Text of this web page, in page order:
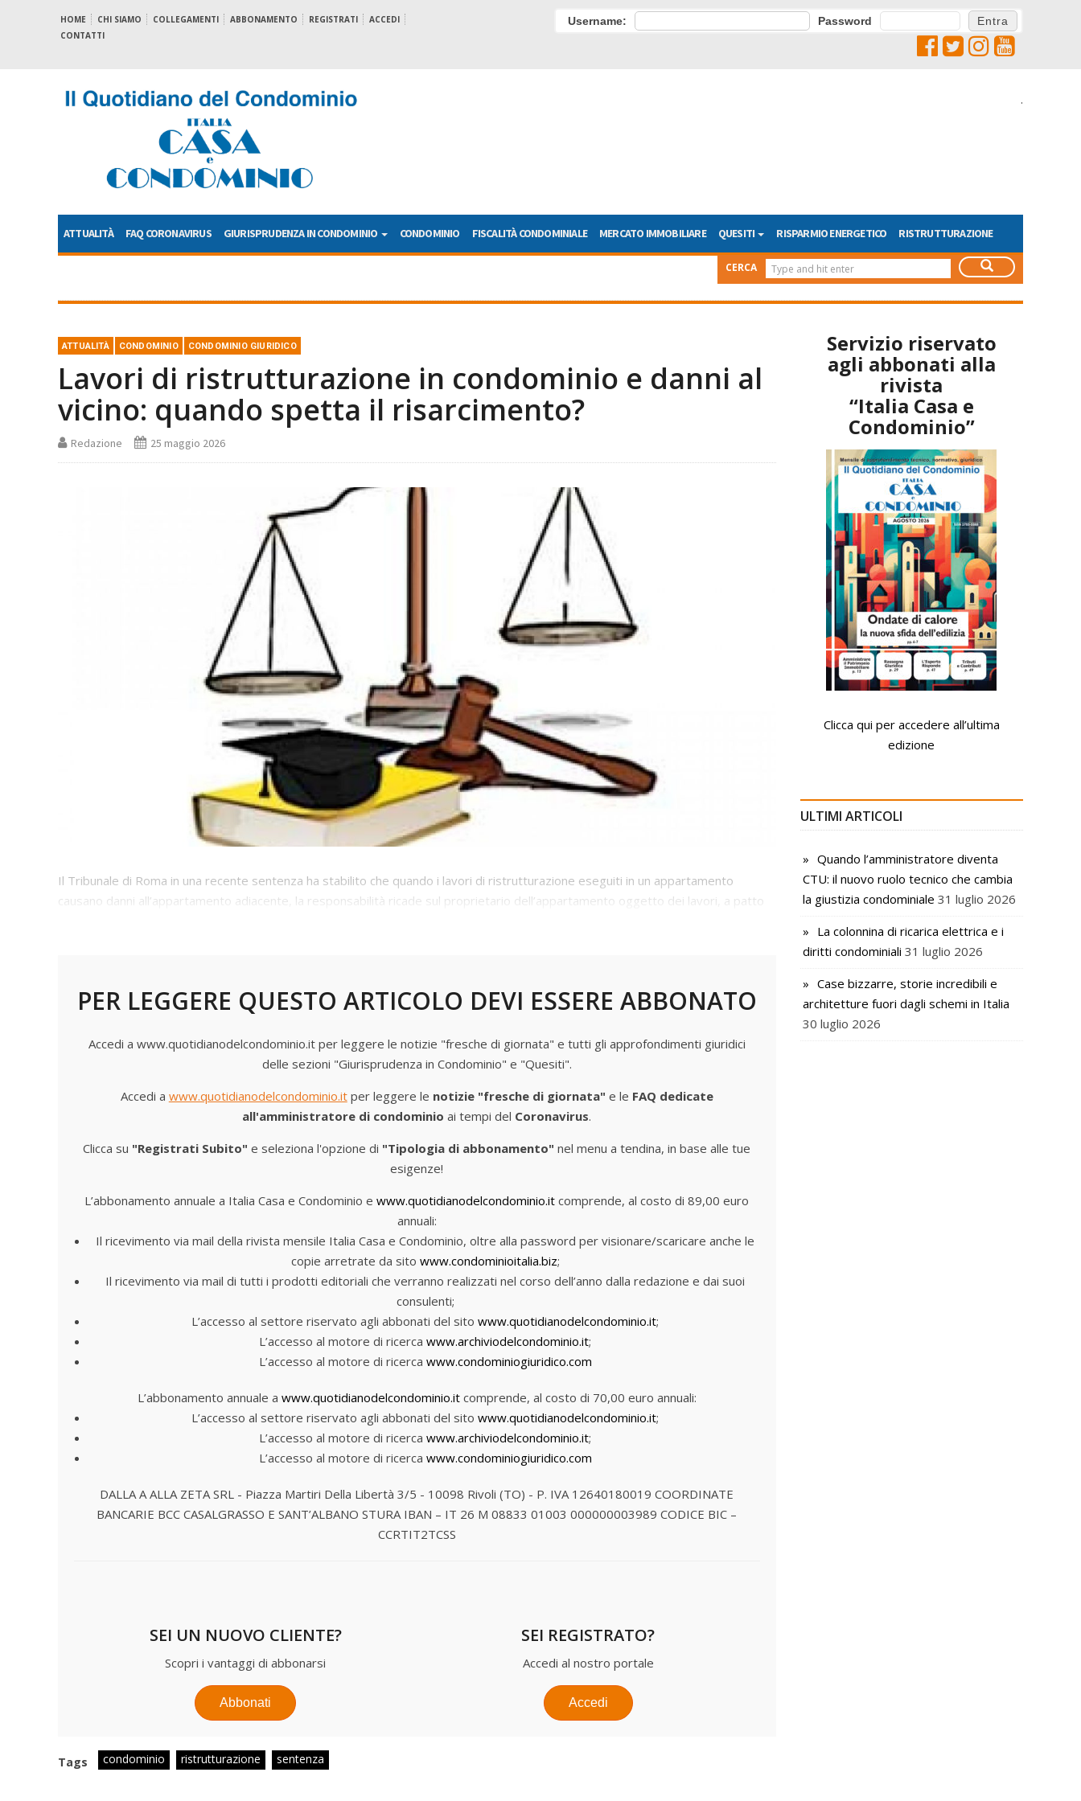
HOME CHI SIAMO COLLEGAMENTI ABBONAMENTO REGISTRATI
ACCEDI
CONTATTI
Username: Password
.
ATTUALITÀ FAQ CORONAVIRUS GIURISPRUDENZA IN CONDOMINIO CONDOMINIO FISCALITÀ CONDOMINIALE MERCATO IMMOBILIARE QUESITI RISPARMIO ENERGETICO RISTRUTTURAZIONE
CERCA
ATTUALITÀ CONDOMINIO CONDOMINIO GIURIDICO
Lavori di ristrutturazione in condominio e danni al
vicino: quando spetta il risarcimento?
Redazione 25 maggio 2026
Il Tribunale di Roma in una recente sentenza ha stabilito che quando i lavori di ristrutturazione eseguiti in un appartamento
causano danni all’appartamento adiacente, la responsabilità ricade sul proprietario dell’appartamento oggetto dei lavori, a patto
PER LEGGERE QUESTO ARTICOLO DEVI ESSERE ABBONATO
Accedi a www.quotidianodelcondominio.it per leggere le notizie "fresche di giornata" e tutti gli approfondimenti giuridici
delle sezioni "Giurisprudenza in Condominio" e "Quesiti".
Accedi a www.quotidianodelcondominio.itper leggere le notizie "fresche di giornata" e le FAQ dedicate
all'amministratore di condominio ai tempi del Coronavirus.
Clicca su "Registrati Subito" e seleziona l'opzione di "Tipologia di abbonamento" nel menu a tendina, in base alle tue
esigenze!
L’abbonamento annuale a Italia Casa e Condominio ewww.quotidianodelcondominio.it comprende, al costo di 89,00 euro
annuali:
Il ricevimento via mail della rivista mensile Italia Casa e Condominio, oltre alla password per visionare/scaricare anche le
copie arretrate da sito www.condominioitalia.biz;
Il ricevimento via mail di tutti i prodotti editoriali che verranno realizzati nel corso dell’anno dalla redazione e dai suoi
consulenti;
L’accesso al settore riservato agli abbonati del sitowww.quotidianodelcondominio.it;
L’accesso al motore di ricercawww.archiviodelcondominio.it;
L’accesso al motore di ricerca www.condominiogiuridico.com
L’abbonamento annuale a www.quotidianodelcondominio.itcomprende, al costo di 70,00 euro annuali:
L’accesso al settore riservato agli abbonati del sitowww.quotidianodelcondominio.it;
L’accesso al motore di ricercawww.archiviodelcondominio.it;
L’accesso al motore di ricerca www.condominiogiuridico.com
DALLA A ALLA ZETA SRL - Piazza Martiri Della Libertà 3/5 - 10098 Rivoli (TO) - P. IVA 12640180019 COORDINATE
BANCARIE BCC CASALGRASSO E SANT’ALBANO STURA IBAN – IT 26 M 08833 01003 000000003989 CODICE BIC –
CCRTIT2TCSS
SEI UN NUOVO CLIENTE?
Scopri i vantaggi di abbonarsi
Abbonati
SEI REGISTRATO?
Accedi al nostro portale
Accedi
Tags condominio ristrutturazione sentenza
Servizio riservato
agli abbonati alla
rivista
“Italia Casa e
Condominio”
Clicca qui per accedere all’ultima
edizione
ULTIMI ARTICOLI
Quando l’amministratore diventa
CTU: il nuovo ruolo tecnico che cambia
la giustizia condominiale 31 luglio 2026
La colonnina di ricarica elettrica e i
diritti condominiali 31 luglio 2026
Case bizzarre, storie incredibili e
architetture fuori dagli schemi in Italia
30 luglio 2026